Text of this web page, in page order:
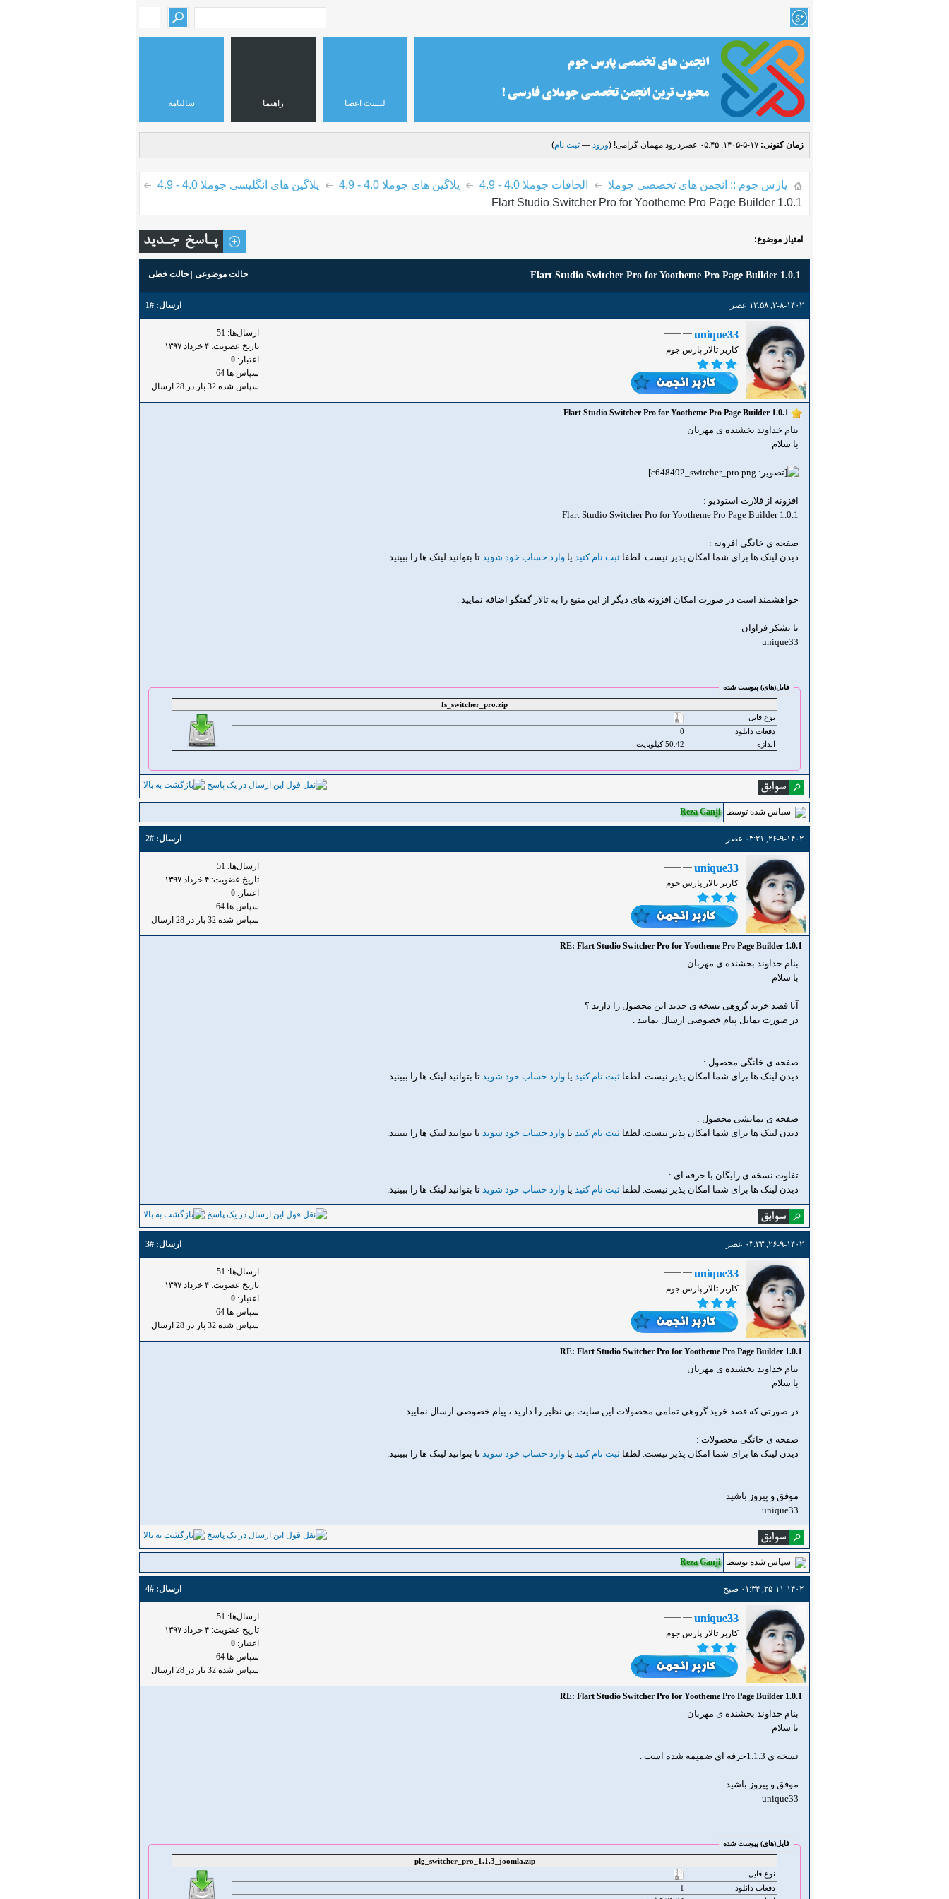
سالنامه راهنما لیست اعضا
زمان کنونی: ۱۷-۵-۱۴۰۵, ۰۵:۴۵ عصر درود مهمان گرامی! (ورود — ثبت نام)
پارس جوم :: انجمن های تخصصی جوملا الحاقات جوملا 4.0 - 4.9 پلاگین های جوملا 4.0 - 4.9
پلاگین های انگلیسی جوملا 4.0 - 4.9
Flart Studio Switcher Pro for Yootheme Pro Page Builder 1.0.1
امتیاز موضوع:
حالت موضوعی حالت خطی Flart Studio Switcher Pro for Yootheme Pro Page Builder 1.0.1
۳-۸-۱۴۰۲, ۱۲:۵۸ عصر ارسال: #1
unique33
کاربر تالار پارس جوم
ارسال‌ها: 51
تاریخ عضویت: ۴ خرداد ۱۳۹۷
اعتبار: 0
سپاس ها 64
سپاس شده 32 بار در 28 ارسال
بنام خداوند بخشنده ی مهربان
با سلام
افزونه از فلارت استودیو :
Flart Studio Switcher Pro for Yootheme Pro Page Builder 1.0.1
صفحه ی خانگی افزونه :
دیدن لینک ها برای شما امکان پذیر نیست. لطفا ثبت نام کنید یا وارد حساب خود شوید تا بتوانید لینک ها را ببینید.
خواهشمند است در صورت امکان افزونه های دیگر از این منبع را به تالار گفتگو اضافه نمایید .
با تشکر فراوان
unique33
فایل‌(های) پیوست شده
fs_switcher_pro.zip
نوع فایل
دفعات دانلود
0
اندازه
50.42 کیلوبایت
سپاس شده توسط Reza Ganji
۲۶-۹-۱۴۰۲, ۰۳:۲۱ عصر ارسال: #2
unique33
کاربر تالار پارس جوم
ارسال‌ها: 51
تاریخ عضویت: ۴ خرداد ۱۳۹۷
اعتبار: 0
سپاس ها 64
سپاس شده 32 بار در 28 ارسال
RE: Flart Studio Switcher Pro for Yootheme Pro Page Builder 1.0.1
بنام خداوند بخشنده ی مهربان
با سلام
آیا قصد خرید گروهی نسخه ی جدید این محصول را دارید ؟
در صورت تمایل پیام خصوصی ارسال نمایید .
صفحه ی خانگی محصول :
دیدن لینک ها برای شما امکان پذیر نیست. لطفا ثبت نام کنید یا وارد حساب خود شوید تا بتوانید لینک ها را ببینید.
صفحه ی نمایشی محصول :
دیدن لینک ها برای شما امکان پذیر نیست. لطفا ثبت نام کنید یا وارد حساب خود شوید تا بتوانید لینک ها را ببینید.
تفاوت نسخه ی رایگان با حرفه ای :
دیدن لینک ها برای شما امکان پذیر نیست. لطفا ثبت نام کنید یا وارد حساب خود شوید تا بتوانید لینک ها را ببینید.
۲۶-۹-۱۴۰۲, ۰۳:۲۳ عصر ارسال: #3
unique33
کاربر تالار پارس جوم
ارسال‌ها: 51
تاریخ عضویت: ۴ خرداد ۱۳۹۷
اعتبار: 0
سپاس ها 64
سپاس شده 32 بار در 28 ارسال
RE: Flart Studio Switcher Pro for Yootheme Pro Page Builder 1.0.1
بنام خداوند بخشنده ی مهربان
با سلام
در صورتی که قصد خرید گروهی تمامی محصولات این سایت بی نظیر را دارید ، پیام خصوصی ارسال نمایید .
صفحه ی خانگی محصولات :
دیدن لینک ها برای شما امکان پذیر نیست. لطفا ثبت نام کنید یا وارد حساب خود شوید تا بتوانید لینک ها را ببینید.
موفق و پیروز باشید
unique33
سپاس شده توسط Reza Ganji
۲۵-۱۱-۱۴۰۲, ۰۱:۳۴ صبح ارسال: #4
unique33
کاربر تالار پارس جوم
ارسال‌ها: 51
تاریخ عضویت: ۴ خرداد ۱۳۹۷
اعتبار: 0
سپاس ها 64
سپاس شده 32 بار در 28 ارسال
RE: Flart Studio Switcher Pro for Yootheme Pro Page Builder 1.0.1
بنام خداوند بخشنده ی مهربان
با سلام
نسخه ی 1.1.3حرفه ای ضمیمه شده است .
موفق و پیروز باشید
unique33
فایل‌(های) پیوست شده
plg_switcher_pro_1.1.3_joomla.zip
نوع فایل
دفعات دانلود
1